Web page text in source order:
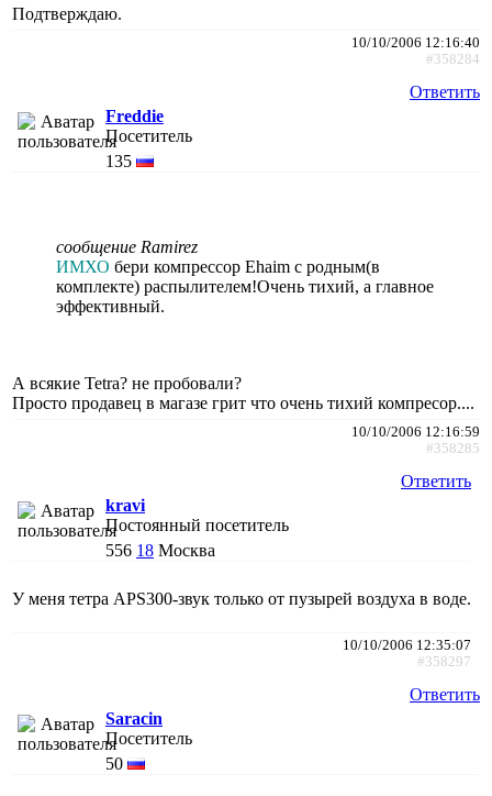
Подтверждаю.
10/10/2006 12:16:40
#358284
Ответить
Freddie
Посетитель
135
сообщение Ramirez
ИМХО бери компрессор Ehaim с родным(в
комплекте) распылителем!Очень тихий, а главное
эффективный.
А всякие Tetra? не пробовали?
Просто продавец в магазе грит что очень тихий компресор....
10/10/2006 12:16:59
#358285
Ответить
kravi
Постоянный посетитель
556 18 Москва
У меня тетра APS300-звук только от пузырей воздуха в воде.
10/10/2006 12:35:07
#358297
Ответить
Saracin
Посетитель
50